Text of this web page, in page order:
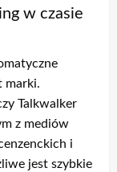
w czasie
marki.
Talkwalker
z mediów
i
jest szybkie